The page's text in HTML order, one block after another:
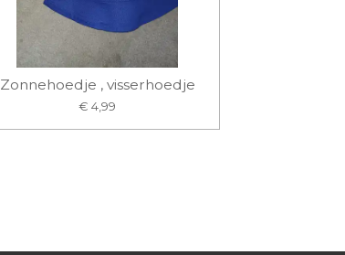
Zonnehoedje , visserhoedje
€ 4,99